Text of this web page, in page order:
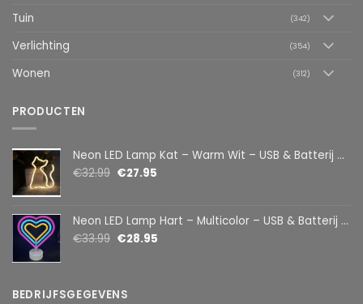
Tuin (342)
Verlichting (354)
Wonen (312)
PRODUCTEN
Neon LED Lamp Kat – Warm Wit – USB & Batterij – Decoratieve Tafellamp voor Kinderkamer – 28,5 x 24,5 cm
€32.99 €27.95
Neon LED Lamp Hart – Multicolor – USB & Batterij – Hartvormige Sfeerlamp – Kinderkamer & Slaapkamer – 25,2 x 23 cm
€33.99 €28.95
BEDRIJFSGEGEVENS